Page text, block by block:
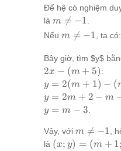
1)
(m+1)^2
Để hệ có nghiệm
là m
\ne
m 
= −1
Nếu m
\ne
-1
m 
= −1 , ta
Bây giờ, tìm $y$
2x − (m + 5):
y =
2(m+1)
-
(m+5)
y = 2(m + 1) − (
y
=
+
2 -
y = 2m + 2 − m
y
m
-
y = m − 3
Vậy, với m
\ne
m 
= −1 ,
là (x; y)
(x; y) = (m + 1;